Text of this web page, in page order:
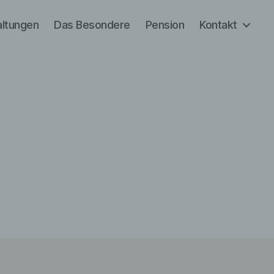
Das Besondere Pension Kontakt